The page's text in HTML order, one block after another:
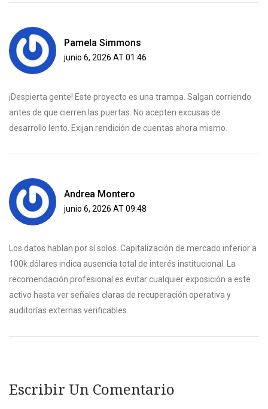
Pamela Simmons
junio 6, 2026 AT 01:46
¡Despierta gente! Este proyecto es una trampa. Salgan corriendo
antes de que cierren las puertas. No acepten excusas de
desarrollo lento. Exijan rendición de cuentas ahora mismo.
Andrea Montero
junio 6, 2026 AT 09:48
Los datos hablan por sí solos. Capitalización de mercado inferior a
100k dólares indica ausencia total de interés institucional. La
recomendación profesional es evitar cualquier exposición a este
activo hasta ver señales claras de recuperación operativa y
auditorías externas verificables.
Escribir Un Comentario